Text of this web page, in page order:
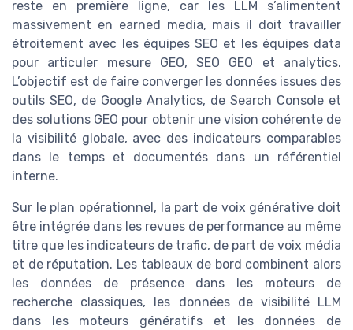
reste en première ligne, car les LLM s’alimentent
massivement en earned media, mais il doit travailler
étroitement avec les équipes SEO et les équipes data
pour articuler mesure GEO, SEO GEO et analytics.
L’objectif est de faire converger les données issues des
outils SEO, de Google Analytics, de Search Console et
des solutions GEO pour obtenir une vision cohérente de
la visibilité globale, avec des indicateurs comparables
dans le temps et documentés dans un référentiel
interne.
Sur le plan opérationnel, la part de voix générative doit
être intégrée dans les revues de performance au même
titre que les indicateurs de trafic, de part de voix média
et de réputation. Les tableaux de bord combinent alors
les données de présence dans les moteurs de
recherche classiques, les données de visibilité LLM
dans les moteurs génératifs et les données de